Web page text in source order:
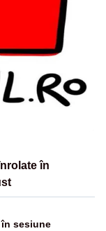
în
sesiune